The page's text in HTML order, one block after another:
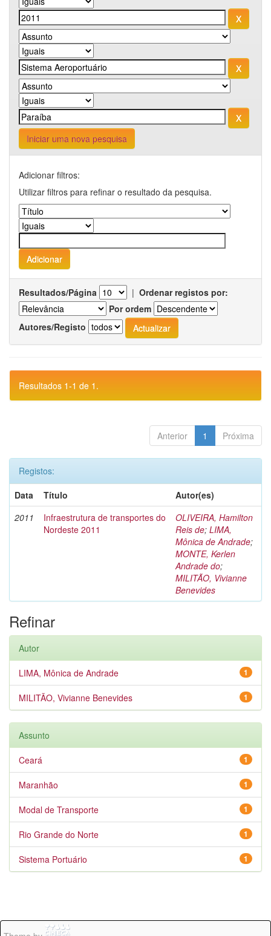
Iniciar uma nova pesquisa
Adicionar filtros:
Utilizar filtros para refinar o resultado da pesquisa.
Resultados/Página | Ordenar registos por:
Por ordem
Autores/Registo
Resultados 1-1 de 1.
Anterior 1 Próxima
Registos:
Data
Título
Autor(es)
2011
Infraestrutura de transportes do
Nordeste 2011
OLIVEIRA, Hamilton
Reis de; LIMA,
Mônica de Andrade;
MONTE, Kerlen
Andrade do;
MILITÃO, Vivianne
Benevides
Refinar
Autor
1
LIMA, Mônica de Andrade
1
MILITÃO, Vivianne Benevides
Assunto
1
Ceará
1
Maranhão
1
Modal de Transporte
1
Rio Grande do Norte
1
Sistema Portuário